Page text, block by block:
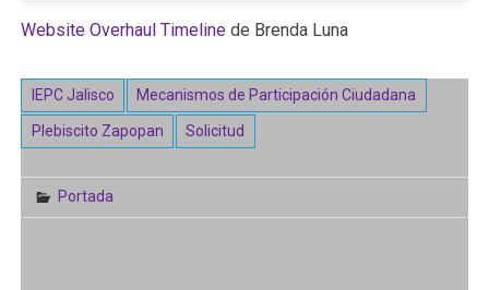
Website Overhaul Timeline de Brenda Luna
IEPC Jalisco Mecanismos de Participación Ciudadana
Plebiscito Zapopan Solicitud
Portada